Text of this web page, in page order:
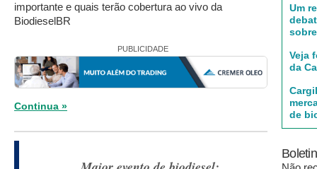
importante e quais terão cobertura ao vivo da
BiodieselBR
PUBLICIDADE
Continua »
Um
Veja
da
de